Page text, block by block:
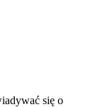
się o